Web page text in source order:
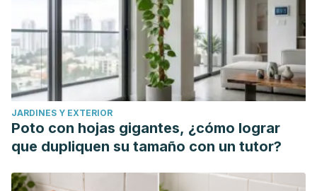
e Investig en Psicol. 2017;22(3):342–52.
Parra García J. Experiencia emocional y ruptura de pareja.
Familia. Revista de Ciencias y Orientación Familiar
[Internet]. 2008;36(36):25–40. Disponible en:
https://core.ac.uk/download/pdf/50604587.pdf
Sabariegos I. Arteterapia como ayuda hacia la superación
de la ruptura de vínculos en relaciones de pareja
Available from:
JARDINES Y EXTERIOR
Poto con hojas gigantes, ¿cómo lograr
que dupliquen su tamaño con un tutor?